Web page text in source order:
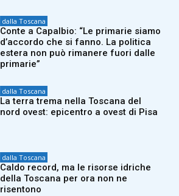
dalla Toscana
Conte a Capalbio: “Le primarie siamo
d’accordo che si fanno. La politica
estera non può rimanere fuori dalle
primarie”
dalla Toscana
La terra trema nella Toscana del
nord ovest: epicentro a ovest di Pisa
dalla Toscana
Caldo record, ma le risorse idriche
della Toscana per ora non ne
risentono